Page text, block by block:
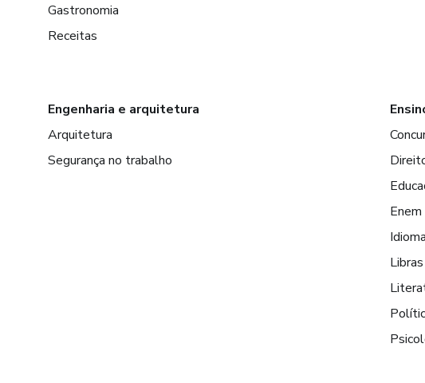
Gastronomia
Receitas
Engenharia e arquitetura
Arquitetura
Segurança no trabalho
Enem
Libras